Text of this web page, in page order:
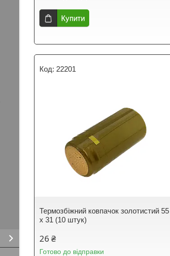
Купити
22201
Термозбіжний ковпачок золотистий 55
х 31 (10 штук)
26 ₴
Готово до відправки